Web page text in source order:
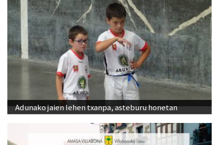
Adunako jaien lehen txanpa, asteburu honetan